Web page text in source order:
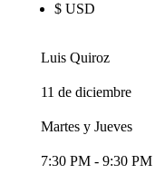
$ USD
Luis Quiroz
11 de diciembre
Martes y Jueves
7:30 PM - 9:30 PM